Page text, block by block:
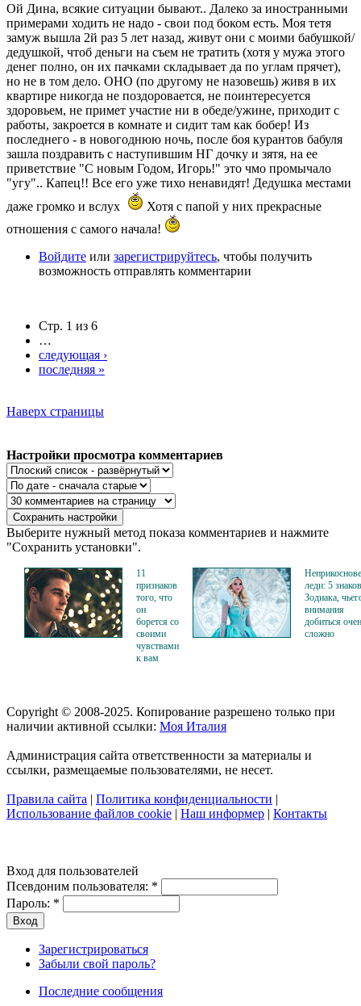
Ой Дина, всякие ситуации бывают.. Далеко за иностранными
примерами ходить не надо - свои под боком есть. Моя тетя
замуж вышла 2й раз 5 лет назад, живут они с моими бабушкой/
дедушкой, чтоб деньги на съем не тратить (хотя у мужа этого
денег полно, он их пачками складывает да по углам прячет),
но не в том дело. ОНО (по другому не назовешь) живя в их
квартире никогда не поздоровается, не поинтересуется
здоровьем, не примет участие ни в обеде/ужине, приходит с
работы, закроется в комнате и сидит там как бобер! Из
последнего - в новогоднюю ночь, после боя курантов бабуля
зашла поздравить с наступившим НГ дочку и зятя, на ее
приветствие "С новым Годом, Игорь!" это чмо промычало
"угу".. Капец!! Все его уже тихо ненавидят! Дедушка местами
даже громко и вслух
Хотя с папой у них прекрасные
отношения с самого начала!
Войдите или зарегистрируйтесь, чтобы получить
возможность отправлять комментарии
Стр. 1 из 6
…
следующая ›
последняя »
Наверх страницы
Настройки просмотра комментариев
Выберите нужный метод показа комментариев и нажмите
"Сохранить установки".
11
признаков
того, что
он
борется со
своими
чувствами
к вам
леди: 5 знаков
Зодиака,
внимания
добиться
сложно
Copyright © 2008-2025. Копирование разрешено только при
наличии активной ссылки: Моя Италия
Администрация сайта ответственности за материалы и
ссылки, размещаемые пользователями, не несет.
Правила сайта | Политика конфиденциальности |
Использование файлов cookie | Наш информер | Контакты
Вход для пользователей
Псевдоним пользователя: *
Пароль: *
Зарегистрироваться
Забыли свой пароль?
Последние сообщения